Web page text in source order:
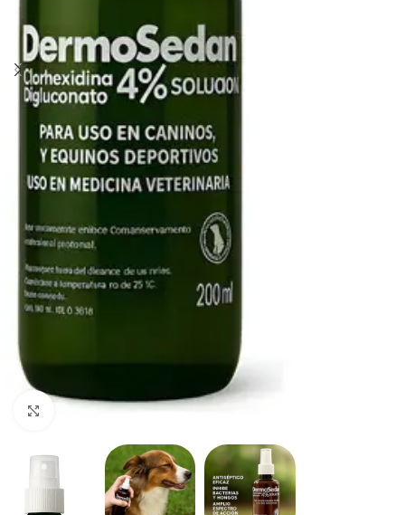
Haga clic para ampliar